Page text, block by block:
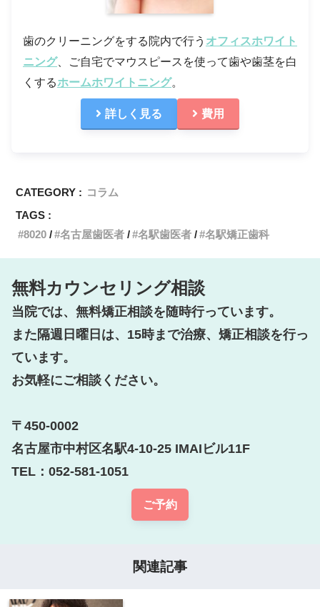
歯のクリーニングをする院内で行う オフィスホワイト
ニング、ご自宅でマウスピースを使って歯や歯茎を白
くするホームホワイトニング。
詳しく見る 費用
CATEGORY : コラム
TAGS :
8020
名古屋歯医者 名駅歯医者 名駅矯正歯科
無料カウンセリング相談
当院では、無料矯正相談を随時行っています。
また隔週日曜日は、15時まで治療、矯正相談を行っ
ています。
お気軽にご相談ください。
〒450-0002
名古屋市中村区名駅4-10-25 IMAIビル11F
TEL：052-581-1051
ご予約
関連記事